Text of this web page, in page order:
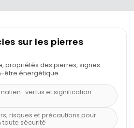
sur les pierres
propriétés des pierres, signes
être énergétique.
: vertus et signification
risques et précautions pour
toute sécurité